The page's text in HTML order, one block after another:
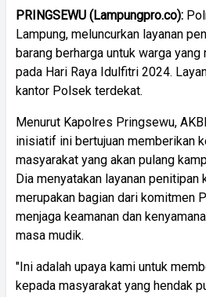
PRINGSEWU (Lampungpro.co):
Lampung, meluncurkan layanan
barang berharga untuk warga
pada Hari Raya Idulfitri 2024.
kantor Polsek terdekat.
Menurut Kapolres Pringsewu,
inisiatif ini bertujuan memberikan
masyarakat yang akan pulang
Dia menyatakan layanan penitipan
merupakan bagian dari komitmen
menjaga keamanan dan
masa mudik.
"Ini adalah upaya kami untuk
kepada masyarakat yang hendak